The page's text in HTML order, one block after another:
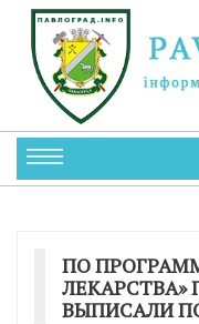
ПО
ЛЕКАРСТВА»
ВЫПИСАЛИ